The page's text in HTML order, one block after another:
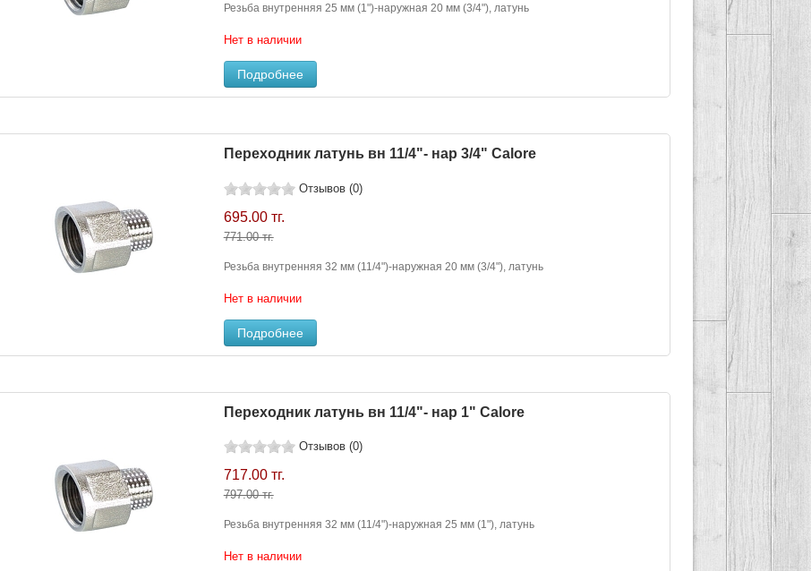
Резьба внутренняя 25 мм (1")-наружная 20 мм (3/4"), латунь
Нет в наличии
Подробнее
Переходник латунь вн 11/4"- нар 3/4" Calore
Отзывов (0)
695.00 тг.
771.00 тг.
Резьба внутренняя 32 мм (11/4")-наружная 20 мм (3/4"), латунь
Нет в наличии
Подробнее
Переходник латунь вн 11/4"- нар 1" Calore
Отзывов (0)
717.00 тг.
797.00 тг.
Резьба внутренняя 32 мм (11/4")-наружная 25 мм (1"), латунь
Нет в наличии